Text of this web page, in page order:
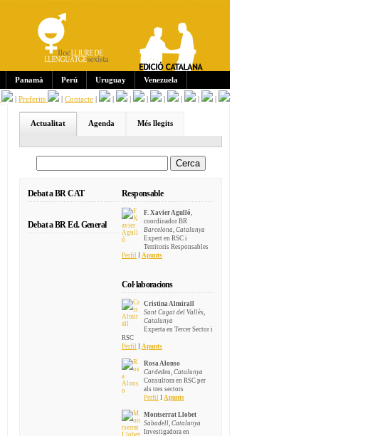
Panamà Perú Uruguay Venezuela
| Preferits | Contacte | | | | | | | |
Actualitat Agenda Més llegits
Debat a BR CAT
Debat a BR Ed. General
Responsable
F. Xavier Agulló,
coordinador BR
Barcelona, Catalunya
Expert en RSC i
Territoris Responsables
Perfil I Apunts
Col·laboracions
Cristina Almirall
Sant Cugat del Vallès,
Catalunya
Experta en Tercer Sector i
RSC
Perfil I Apunts
Rosa Alonso
Cardedeu, Catalunya
Consultora en RSC per
als tres sectors
Perfil I Apunts
Montserrat Llobet
Sabadell, Catalunya
Investigadora en